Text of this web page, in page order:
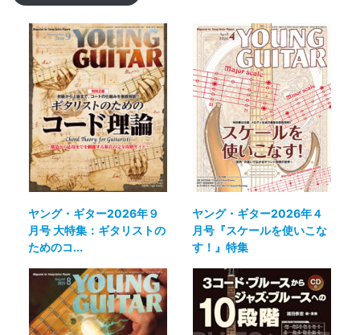
ヤング・ギター2026年９
月号 大特集：ギタリストの
ためのコ...
ヤング・ギター2026年４
月号『スケールを使いこな
す！』特集